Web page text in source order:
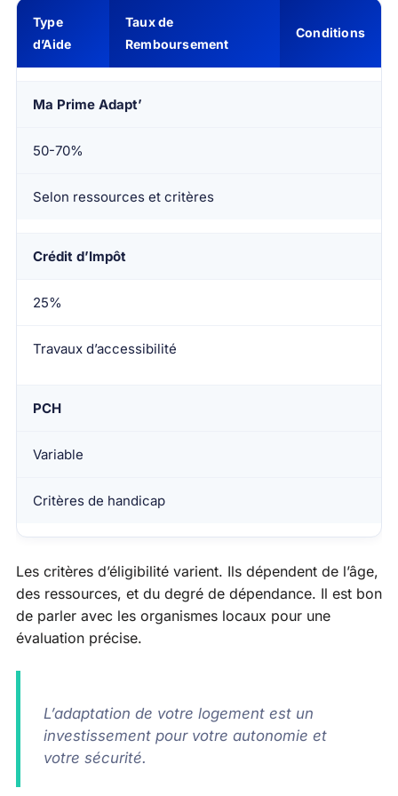
Type
d’Aide
Taux de
Remboursement
Conditions
Ma Prime Adapt’
50-70%
Selon ressources et critères
Crédit d’Impôt
25%
Travaux d’accessibilité
PCH
Variable
Critères de handicap
Les critères d’éligibilité varient. Ils dépendent de l’âge,
des ressources, et du degré de dépendance. Il est bon
de parler avec les organismes locaux pour une
évaluation précise.
L’adaptation de votre logement est un
investissement pour votre autonomie et
votre sécurité.